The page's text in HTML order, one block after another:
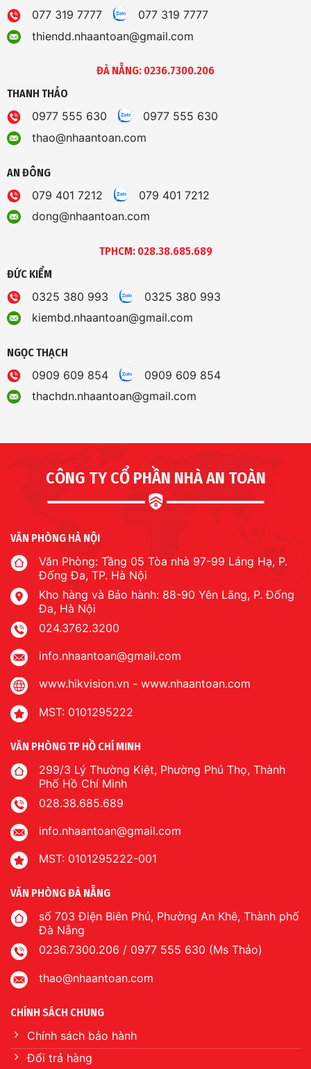
077 319 7777
077 319 7777
thiendd.nhaantoan@gmail.com
ĐÀ NẴNG: 0236.7300.206
THANH THẢO
0977 555 630
0977 555 630
thao@nhaantoan.com
AN ĐÔNG
079 401 7212
079 401 7212
dong@nhaantoan.com
TPHCM: 028.38.685.689
ĐỨC KIỂM
0325 380 993
0325 380 993
kiembd.nhaantoan@gmail.com
NGỌC THẠCH
0909 609 854
0909 609 854
thachdn.nhaantoan@gmail.com
CÔNG TY CỔ PHẦN NHÀ AN TOÀN
VĂN PHÒNG HÀ NỘI
Văn Phòng: Tầng 05 Tòa nhà 97-99 Láng Hạ, P.
Đống Đa, TP. Hà Nội
Kho hàng và Bảo hành: 88-90 Yên Lãng, P. Đống
Đa, Hà Nội
024.3762.3200
info.nhaantoan@gmail.com
www.hikvision.vn - www.nhaantoan.com
MST: 0101295222
VĂN PHÒNG TP HỒ CHÍ MINH
299/3 Lý Thường Kiệt, Phường Phú Thọ, Thành
Phố Hồ Chí Minh
028.38.685.689
info.nhaantoan@gmail.com
MST: 0101295222-001
VĂN PHÒNG ĐÀ NẴNG
số 703 Điện Biên Phủ, Phường An Khê, Thành phố
Đà Nẵng
0236.7300.206 / 0977 555 630 (Ms Thảo)
thao@nhaantoan.com
CHÍNH SÁCH CHUNG
Chính sách bảo hành
Đổi trả hàng